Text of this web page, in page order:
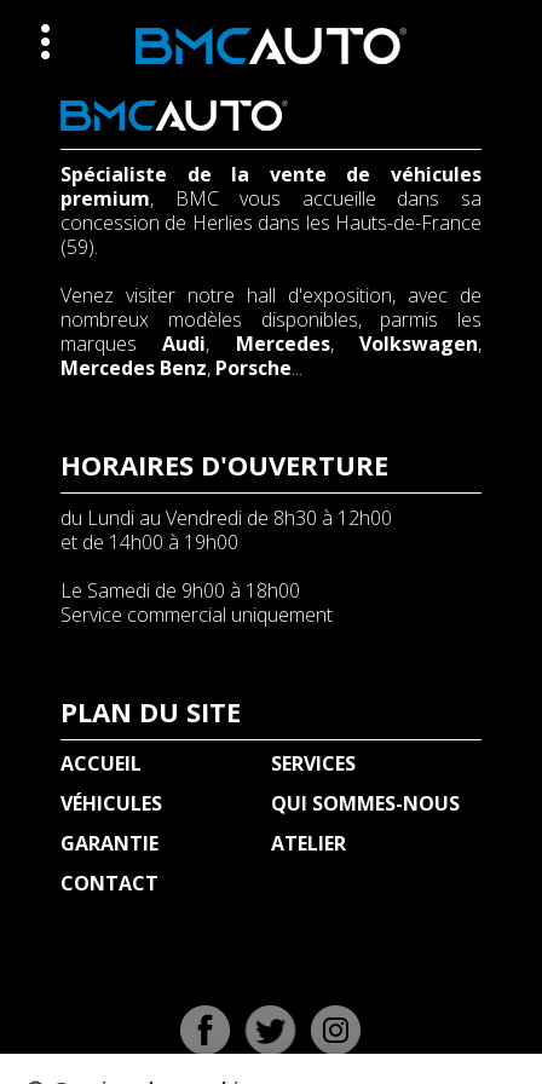
Spécialiste de la vente de véhicules
premium, BMC vous accueille dans sa
concession de Herlies dans les Hauts-de-France
(59).
Venez visiter notre hall d'exposition, avec de
nombreux modèles disponibles, parmis les
marquesAudi, Mercedes,Volkswagen,
Mercedes Benz, Porsche...
HORAIRES D'OUVERTURE
du Lundi au Vendredi de 8h30 à 12h00
et de 14h00 à 19h00
Le Samedi de 9h00 à 18h00
Service commercial uniquement
PLAN DU SITE
ACCUEIL
SERVICES
VÉHICULES
QUI SOMMES-NOUS
GARANTIE
ATELIER
CONTACT